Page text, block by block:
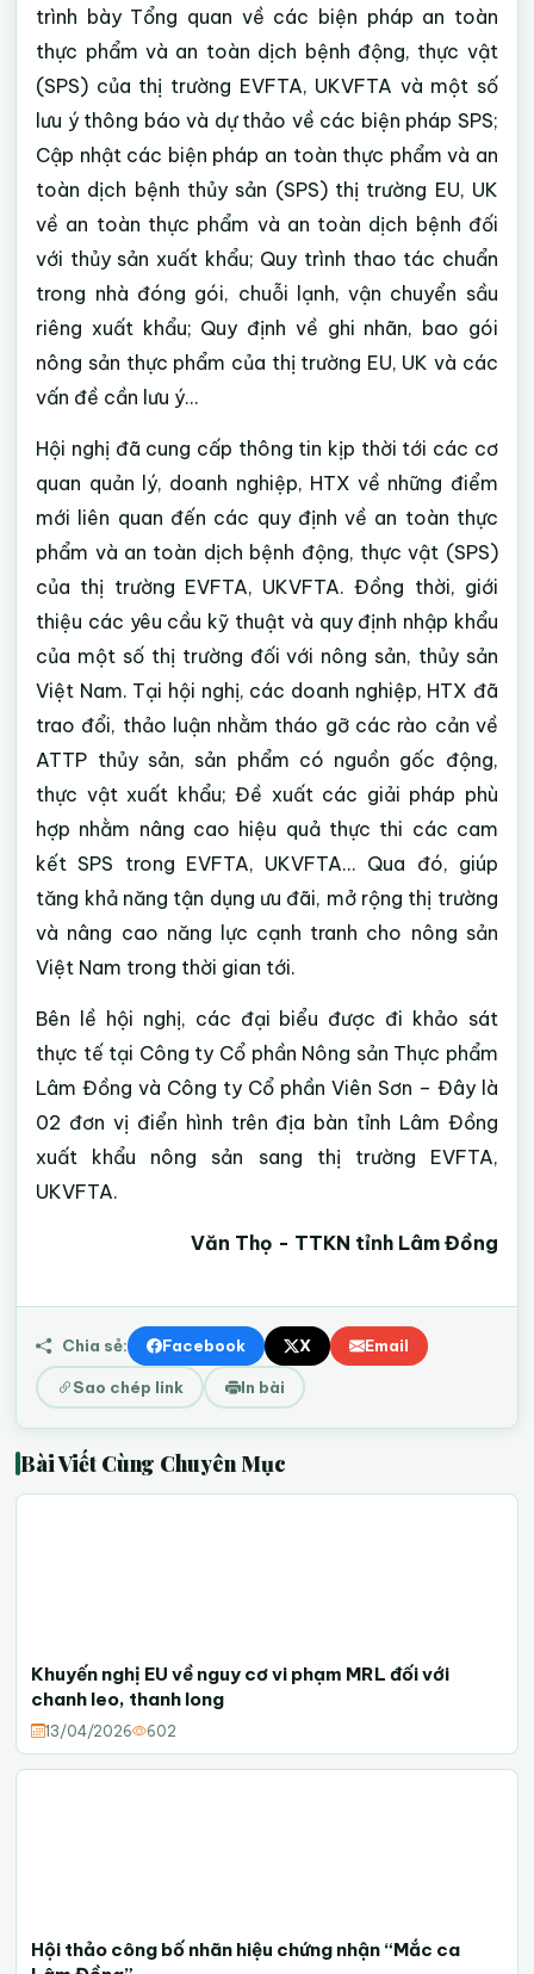
trình bày Tổng quan về các biện pháp an toàn
thực phẩm và an toàn dịch bệnh động, thực vật
(SPS) của thị trường EVFTA, UKVFTA và một số
lưu ý thông báo và dự thảo về các biện pháp SPS;
Cập nhật các biện pháp an toàn thực phẩm và an
toàn dịch bệnh thủy sản (SPS) thị trường EU, UK
về an toàn thực phẩm và an toàn dịch bệnh đối
với thủy sản xuất khẩu; Quy trình thao tác chuẩn
trong nhà đóng gói, chuỗi lạnh, vận chuyển sầu
riêng xuất khẩu; Quy định về ghi nhãn, bao gói
nông sản thực phẩm của thị trường EU, UK và các
vấn đề cần lưu ý…
Hội nghị đã cung cấp thông tin kịp thời tới các cơ
quan quản lý, doanh nghiệp, HTX về những điểm
mới liên quan đến các quy định về an toàn thực
phẩm và an toàn dịch bệnh động, thực vật (SPS)
của thị trường EVFTA, UKVFTA. Đồng thời, giới
thiệu các yêu cầu kỹ thuật và quy định nhập khẩu
của một số thị trường đối với nông sản, thủy sản
Việt Nam. Tại hội nghị, các doanh nghiệp, HTX đã
trao đổi, thảo luận nhằm tháo gỡ các rào cản về
ATTP thủy sản, sản phẩm có nguồn gốc động,
thực vật xuất khẩu; Đề xuất các giải pháp phù
hợp nhằm nâng cao hiệu quả thực thi các cam
kết SPS trong EVFTA, UKVFTA... Qua đó, giúp
tăng khả năng tận dụng ưu đãi, mở rộng thị trường
và nâng cao năng lực cạnh tranh cho nông sản
Việt Nam trong thời gian tới.
Bên lề hội nghị, các đại biểu được đi khảo sát
thực tế tại Công ty Cổ phần Nông sản Thực phẩm
Lâm Đồng và Công ty Cổ phần Viên Sơn – Đây là
02 đơn vị điển hình trên địa bàn tỉnh Lâm Đồng
xuất khẩu nông sản sang thị trường EVFTA,
UKVFTA.
Văn Thọ - TTKN tỉnh Lâm Đồng
Chia sẻ: Facebook X Email
Sao chép link In bài
Bài Viết Cùng Chuyên Mục
Khuyến nghị EU về nguy cơ vi phạm MRL đối với
chanh leo, thanh long
13/04/2026 602
Hội thảo công bố nhãn hiệu chứng nhận “Mắc ca